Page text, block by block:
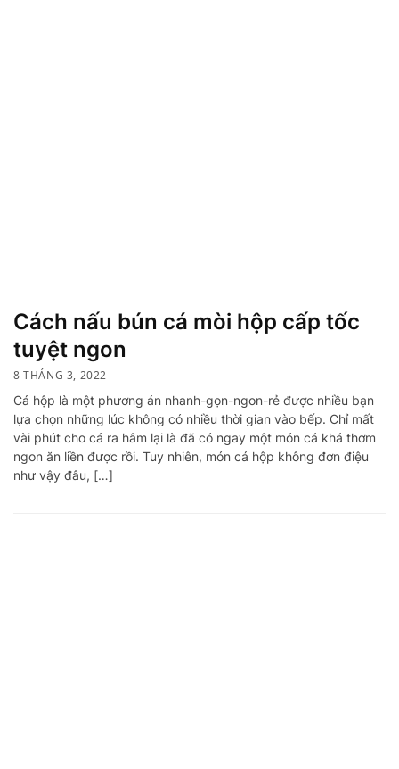
Cách nấu bún cá mòi hộp cấp tốc
tuyệt ngon
8 THÁNG 3, 2022
Cá hộp là một phương án nhanh-gọn-ngon-rẻ được nhiều bạn
lựa chọn những lúc không có nhiều thời gian vào bếp. Chỉ mất
vài phút cho cá ra hâm lại là đã có ngay một món cá khá thơm
ngon ăn liền được rồi. Tuy nhiên, món cá hộp không đơn điệu
như vậy đâu, […]